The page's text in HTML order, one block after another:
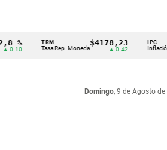
TRM
Tasa Rep. Moneda
$4178,23
▲ 0.42
IPC
Inflación anual
Domingo, 9 de Agosto de